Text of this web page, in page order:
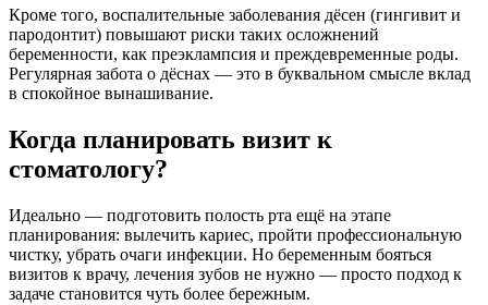
Кроме того, воспалительные заболевания дёсен (гингивит и
пародонтит) повышают риски таких осложнений
беременности, как преэклампсия и преждевременные роды.
Регулярная забота о дёснах — это в буквальном смысле вклад
в спокойное вынашивание.
Когда планировать визит к
стоматологу?
Идеально — подготовить полость рта ещё на этапе
планирования: вылечить кариес, пройти профессиональную
чистку, убрать очаги инфекции. Но беременным бояться
визитов к врачу, лечения зубов не нужно — просто подход к
задаче становится чуть более бережным.